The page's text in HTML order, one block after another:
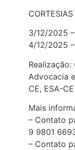
CORTESIAS
3/12/2025
4/12/2025
Advocacia
CE, ESA-
Mais
– Contato
9 9801
– Contato